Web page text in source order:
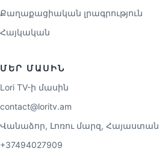
Քաղաքացիական լրագրություն
Հայկական
ՄԵՐ ՄԱՍԻՆ
Lori TV-ի մասին
contact@loritv.am
Վանաձոր, Լոռու մարզ, Հայաստան
+37494027909